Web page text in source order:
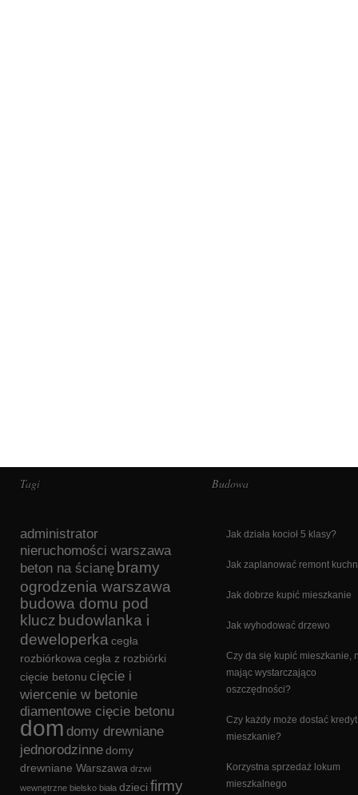
Tagi
administrator
nieruchomości warszawa
beton na ścianę bramy
ogrodzenia warszawa
budowa domu pod
klucz budowlanka i
deweloperka cegła
rozbiórkowa cegła z rozbiórki
cięcie betonu cięcie i
wiercenie w betonie
diamentowe cięcie betonu
dom domy drewniane
jednorodzinnedomy
drewniane Warszawa drzwi
wewnętrzne bielsko biała dzieci firmy
Budowa
Jak działa kocioł 5 klasy?
Jak zaplanować remont
Jak dobrze kupić mieszkanie
Jak wyhodować drzewo
Czy da się kupić mieszkanie,
mając wystarczająco
oszczędności?
Czy każdy może dostać
mieszkanie?
Korzystna sprzedaż lokum
mieszkalnego